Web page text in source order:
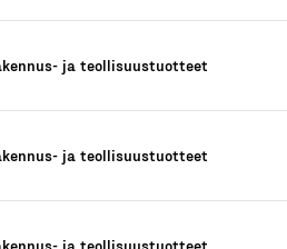
ja teollisuustuotteet
ja teollisuustuotteet
ja teollisuustuotteet